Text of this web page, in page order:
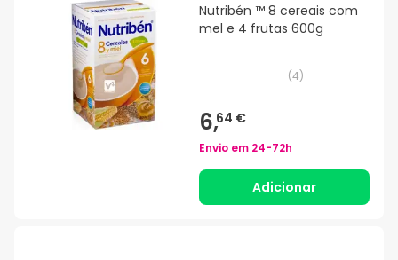
Nutribén ™ 8 cereais com
mel e 4 frutas 600g
(4)
6,64 €
Envio em 24-72h
Adicionar